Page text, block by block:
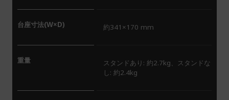
台座寸法(W×D) 約341×170 mm
重量
スタンドあり: 約2.7kg、スタンドな
し: 約2.4kg